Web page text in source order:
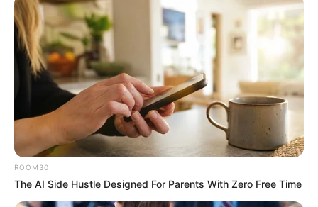
Football sont ici
LIRE LA SUITE
ROOM30
The AI Side Hustle Designed For Parents With Zero Free Time